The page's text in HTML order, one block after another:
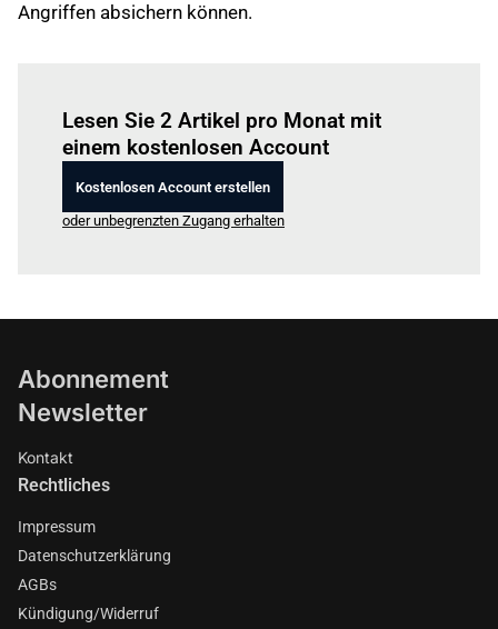
Angriffen absichern können.
Lesen Sie 2 Artikel pro Monat mit
einem kostenlosen Account
Kostenlosen Account erstellen
oder unbegrenzten Zugang erhalten
Abonnement
Newsletter
Kontakt
Rechtliches
Impressum
Datenschutzerklärung
AGBs
Kündigung/Widerruf